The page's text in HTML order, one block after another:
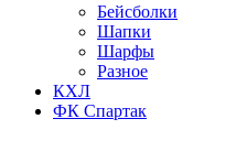
Бейсболки
Шапки
Шарфы
Разное
КХЛ
ФК Спартак